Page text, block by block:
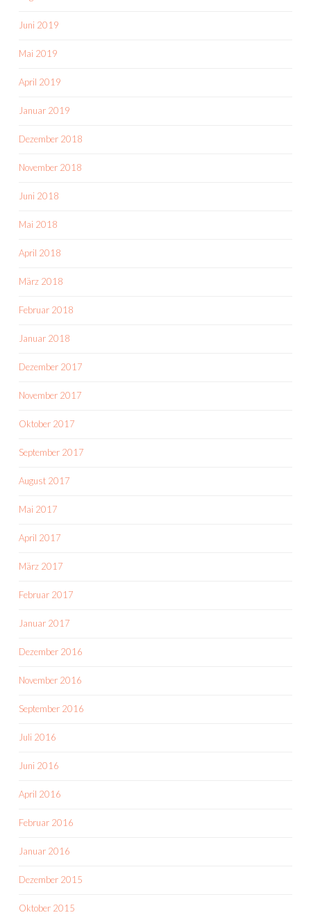
Juni 2019
Mai 2019
April 2019
Januar 2019
Dezember 2018
November 2018
Juni 2018
Mai 2018
April 2018
März 2018
Februar 2018
Januar 2018
Dezember 2017
November 2017
Oktober 2017
September 2017
August 2017
Mai 2017
April 2017
März 2017
Februar 2017
Januar 2017
Dezember 2016
November 2016
September 2016
Juli 2016
Juni 2016
April 2016
Februar 2016
Januar 2016
Dezember 2015
Oktober 2015